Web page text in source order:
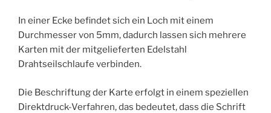
In einer Ecke befindet sich ein Loch mit einem
Durchmesser von 5mm, dadurch lassen sich mehrere
Karten mit der mitgelieferten Edelstahl
Drahtseilschlaufe verbinden.
Die Beschriftung der Karte erfolgt in einem speziellen
Direktdruck-Verfahren, das bedeutet, dass die Schrift